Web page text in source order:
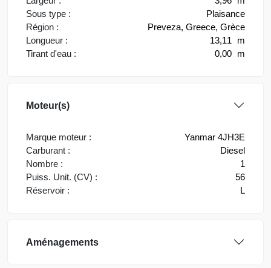
Sous type :
Plaisance
Région :
Preveza, Greece, Grèce
Longueur :
13,11
m
Tirant d'eau :
0,00 m
Moteur(s)
Marque moteur :
Yanmar 4JH3E
Carburant :
Diesel
Nombre :
1
Puiss. Unit. (CV) :
56
Réservoir :
L
Aménagements